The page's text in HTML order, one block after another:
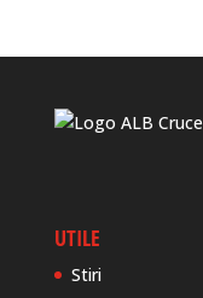
UTILE
Stiri